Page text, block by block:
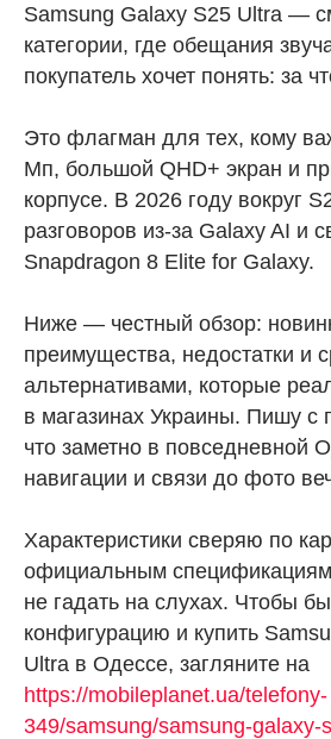
Samsung Galaxy S25 Ultra —
категории, где обещания
покупатель хочет понять: за
Это флагман для тех, кому
Мп, большой QHD+ экран и
корпусе. В 2026 году вокруг
разговоров из-за Galaxy AI и
Snapdragon 8 Elite for Galaxy.
Ниже — честный обзор:
преимущества, недостатки и
альтернативами, которые
в магазинах Украины. Пишу с
что заметно в повседневной
навигации и связи до фото
Характеристики сверяю по
официальным
не гадать на слухах. Чтобы
конфигурацию и купить
Ultra в Одессе, загляните на
https://mobileplanet.ua/telefony-
349/samsung/samsung-galaxy-